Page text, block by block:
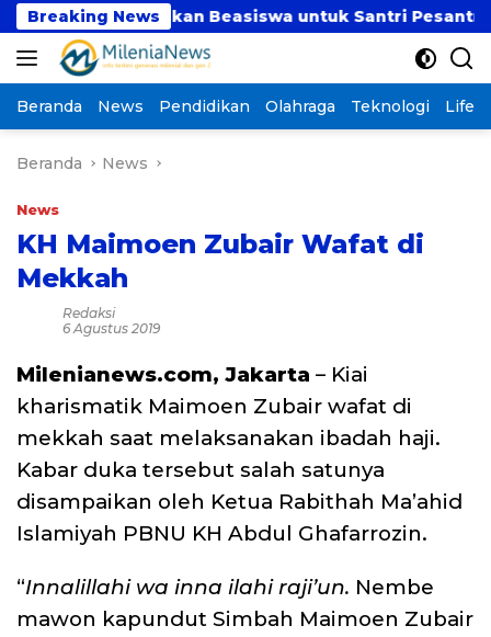
Langsung
ke
konten
Breaking News
Beasiswa untuk Santri Pesantren Tahfidz
Beranda News Pendidikan Olahraga Teknologi
Beranda News
News
KH Maimoen Zubair Wafat di
Mekkah
Redaksi
6 Agustus 2019
Milenianews.com, Jakarta – Kiai
kharismatik Maimoen Zubair wafat di
mekkah saat melaksanakan ibadah haji.
Kabar duka tersebut salah satunya
disampaikan oleh Ketua Rabithah Ma’ahid
Islamiyah PBNU KH Abdul Ghafarrozin.
“Innalillahi wa inna ilahi raji’un. Nembe
mawon kapundut Simbah Maimoen Zubair